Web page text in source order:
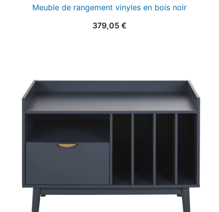
Meuble de rangement vinyles en bois noir
379,05 €